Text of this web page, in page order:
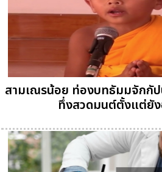
สามเณรน้อย ท่องบทธัมมจักกั
ทึ่งสวดมนต์ตั้งแต่ยั